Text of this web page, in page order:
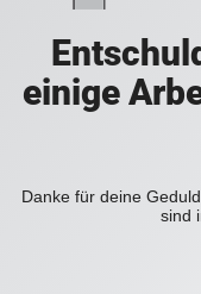
einige
Danke für deine
sind